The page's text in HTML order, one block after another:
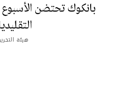
بانكوك تحتضن الأسبوع
هيئة التحرير